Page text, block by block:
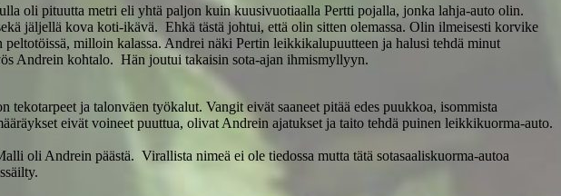
oli pituutta metri eli yhtä paljon kuin kuusivuotiaalla Pertti pojalla, jonka lahja-auto olin.
jäljellä kova koti-ikävä. Ehkä tästä johtui, että olin sitten olemassa. Olin ilmeisesti korvike
milloin kalassa. Andrei näki Pertin leikkikalupuutteen ja halusi tehdä minut
Andrein kohtalo. Hän joutui takaisin sota-ajan ihmismyllyyn.
ja talonväen työkalut. Vangit eivät saaneet pitää edes puukkoa, isommista
eivät voineet puuttua, olivat Andrein ajatukset ja taito tehdä puinen leikkikuorma-auto.
oli Andrein päästä. Virallista nimeä ei ole tiedossa mutta tätä sotasaaliskuorma-autoa